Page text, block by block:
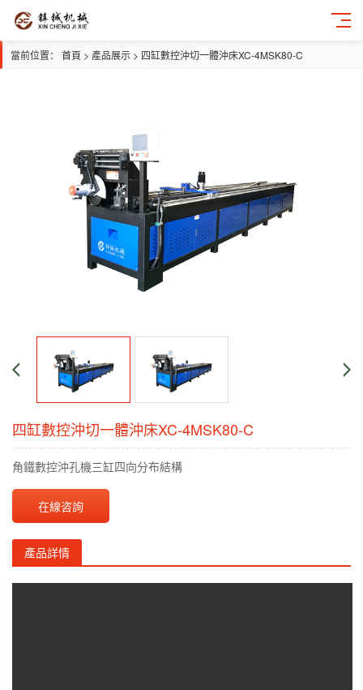
當前位置： 首頁 > 產品展示 > 四缸數控沖切一體沖床XC-4MSK80-C
四缸數控沖切一體沖床XC-4MSK80-C
角鐵數控沖孔機三缸四向分布結構
在線咨詢
產品詳情